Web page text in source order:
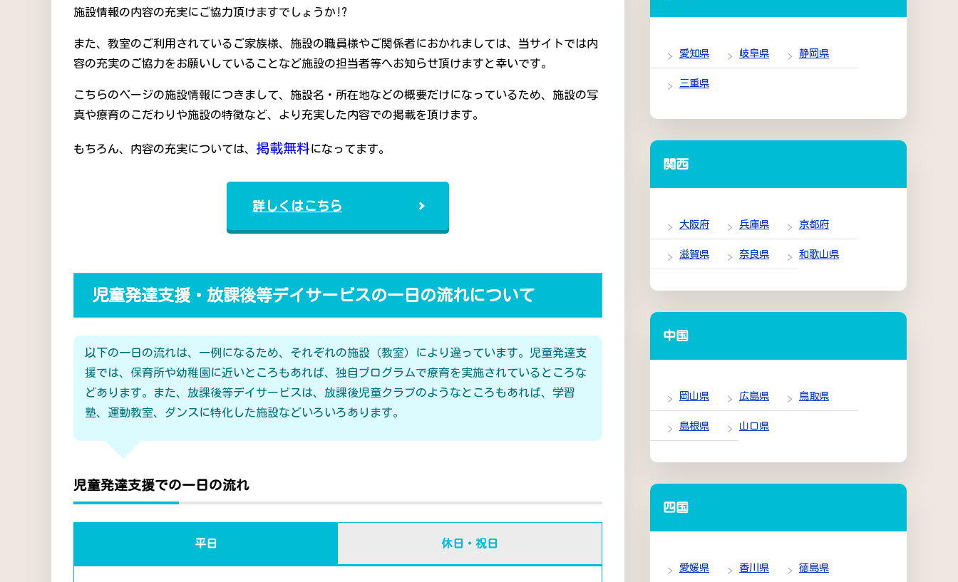
施設情報の内容の充実にご協力頂けますでしょうか!?
また、教室のご利用されているご家族様、施設の職員様やご関係者におかれましては、当サイトでは内
容の充実のご協力をお願いしていることなど施設の担当者等へお知らせ頂けますと幸いです。
こちらのページの施設情報につきまして、施設名・所在地などの概要だけになっているため、施設の写
真や療育のこだわりや施設の特徴など、より充実した内容での掲載を頂けます。
もちろん、内容の充実については、 掲載無料になってます。
詳しくはこちら
児童発達支援・放課後等デイサービスの一日の流れについて
以下の一日の流れは、一例になるため、それぞれの施設（教室）により違っています。児童発達支
援では、保育所や幼稚園に近いところもあれば、独自プログラムで療育を実施されているところな
どあります。また、放課後等デイサービスは、放課後児童クラブのようなところもあれば、学習
塾、運動教室、ダンスに特化した施設などいろいろあります。
児童発達支援での一日の流れ
平日 休日・祝日
愛知県 岐阜県 静岡県
三重県
関西
大阪府 兵庫県 京都府
滋賀県 奈良県 和歌山県
中国
岡山県 広島県 鳥取県
島根県 山口県
四国
愛媛県 香川県 徳島県